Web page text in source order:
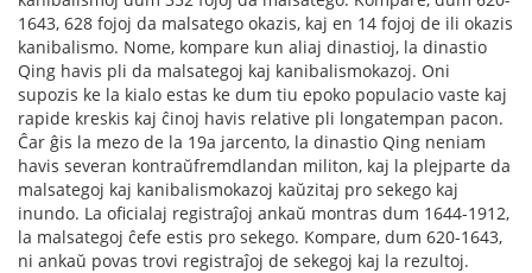
1643, 628 fojoj da malsatego okazis, kaj en 14 fojoj de ili okazis
kanibalismo. Nome, kompare kun aliaj dinastioj, la dinastio
Qing havis pli da malsategoj kaj kanibalismokazoj. Oni
supozis ke la kialo estas ke dum tiu epoko populacio vaste kaj
rapide kreskis kaj ĉinoj havis relative pli longatempan pacon.
Ĉar ĝis la mezo de la 19a jarcento, la dinastio Qing neniam
havis severan kontraŭfremdlandan militon, kaj la plejparte da
malsategoj kaj kanibalismokazoj kaŭzitaj pro sekego kaj
inundo. La oficialaj registraĵoj ankaŭ montras dum 1644-1912,
la malsategoj ĉefe estis pro sekego. Kompare, dum 620-1643,
ni ankaŭ povas trovi registraĵoj de sekegoj kaj la rezultoj.